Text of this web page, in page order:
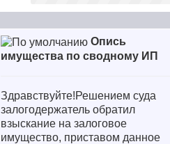
Опись
имущества по сводному ИП
Здравствуйте!Решением суда
залогодержатель обратил
взыскание на залоговое
имущество, приставом данное